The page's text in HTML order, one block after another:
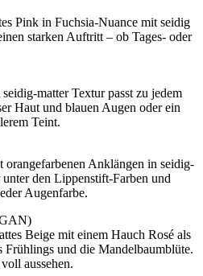
Pink in Fuchsia-Nuance mit seidig
starken Auftritt – ob Tages- oder
matter Textur passt zu jedem
Haut und blauen Augen oder ein
Teint.
Anklängen in seidig-
den Lippenstift-Farben und
Augenfarbe.
Beige mit einem Hauch Rosé als
Frühlings und die Mandelbaumblüte.
aussehen.